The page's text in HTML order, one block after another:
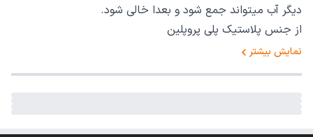
دیگر آب میتواند جمع شود و بعدا خالی شود.
از جنس پلاستیک پلی پروپلین
نمایش بیشتر